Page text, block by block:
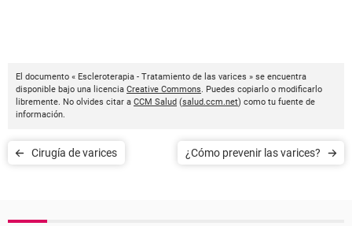
El documento « Escleroterapia - Tratamiento de las varices » se encuentra
disponible bajo una licencia Creative Commons. Puedes copiarlo o modificarlo
libremente. No olvides citar a CCM Salud (salud.ccm.net) como tu fuente de
información.
Cirugía de varices ¿Cómo prevenir las varices?